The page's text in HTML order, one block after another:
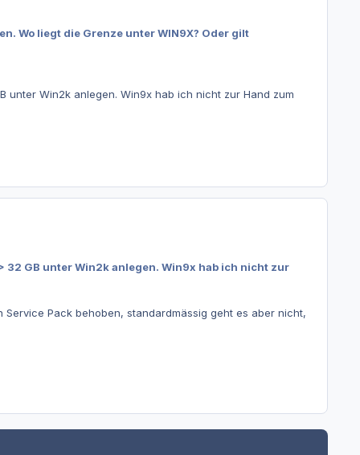
Wo liegt die Grenze unter WIN9X? Oder gilt
unter Win2k anlegen. Win9x hab ich nicht zur Hand zum
GB unter Win2k anlegen. Win9x hab ich nicht zur
Pack behoben, standardmässig geht es aber nicht,